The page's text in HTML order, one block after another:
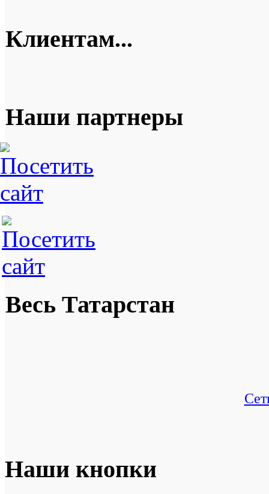
Клиентам...
Наши партнеры
Весь Татарстан
Наши кнопки